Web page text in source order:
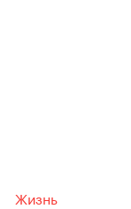
Жизнь